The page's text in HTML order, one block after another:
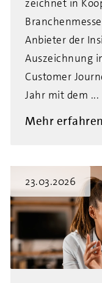
zeichnet in
Anbieter der
Auszeichnung
Customer
Jahr mit dem ...
Mehr erfahren
23.03.2026